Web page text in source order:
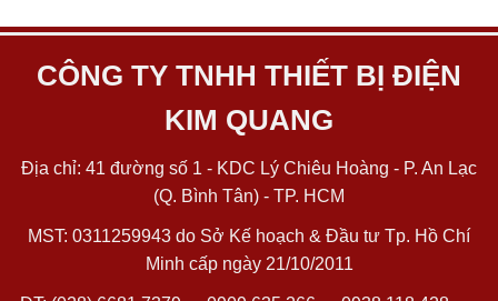
CÔNG TY TNHH THIẾT BỊ ĐIỆN
KIM QUANG
Địa chỉ: 41 đường số 1 - KDC Lý Chiêu Hoàng - P. An Lạc
(Q. Bình Tân) - TP. HCM
MST: 0311259943 do Sở Kế hoạch & Đầu tư Tp. Hồ Chí
Minh cấp ngày 21/10/2011